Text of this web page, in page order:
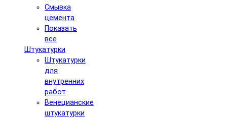
Смывка
цемента
Показать
все
Штукатурки
Штукатурки
для
внутренних
работ
Венецианские
штукатурки